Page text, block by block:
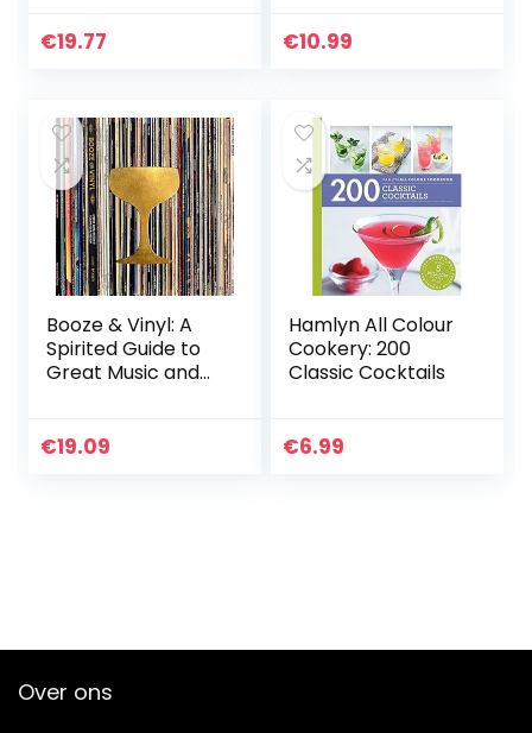
explained and
€19.77
mengdranken en
€10.99
Booze & Vinyl: A
Spirited Guide to
Great Music and
€19.09
Hamlyn All Colour
Cookery: 200
Classic Cocktails
€6.99
Over ons